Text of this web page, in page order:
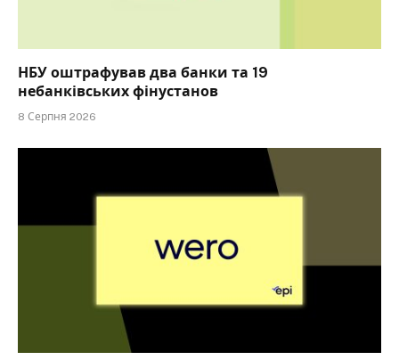
НБУ оштрафував два банки та 19
небанківських фінустанов
8 Серпня 2026